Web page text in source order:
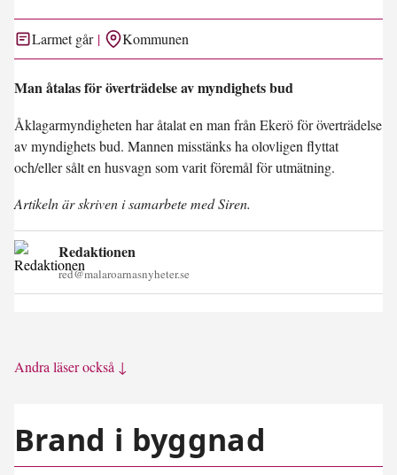
Larmet går Kommunen
Man åtalas för överträdelse av myndighets bud
Åklagarmyndigheten har åtalat en man från Ekerö för överträdelse
av myndighets bud. Mannen misstänks ha olovligen flyttat
och/eller sålt en husvagn som varit föremål för utmätning.
Artikeln är skriven i samarbete med Siren.
Redaktionen
red@malaroarnasnyheter.se
Andra läser också ↓
Brand i byggnad